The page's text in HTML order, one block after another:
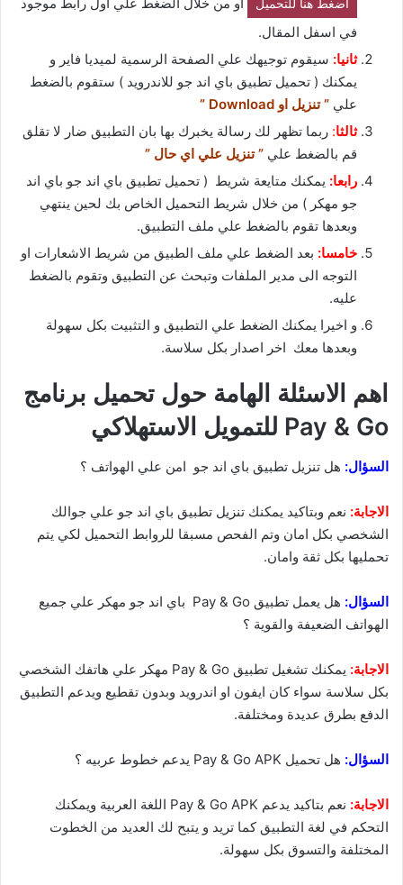
في اسفل المقال.
ثانيا: سيقوم توجيهك علي الصفحة الرسمية لميديا فاير و
يمكنك ( تحميل تطبيق باي اند جو للاندرويد ) ستقوم بالضغط
علي ” تنزيل او Download ”
ثالثا: ربما تظهر لك رسالة يخبرك بها بان التطبيق ضار لا تقلق
قم بالضغط علي ” تنزيل علي اي حال ”
رابعا: يمكنك متايعة شريط ( تحميل تطبيق باي اند جو باي اند
جو مهكر ) من خلال شريط التحميل الخاص بك لحين ينتهي
وبعدها تقوم بالضغط علي ملف التطبيق.
خامسا: بعد الضغط علي ملف الطبيق من شريط الاشعارات او
التوجه الى مدير الملفات وتبحث عن التطبيق وتقوم بالضغط
عليه.
و اخيرا يمكنك الضغط علي التطبيق و التثبيت بكل سهولة
وبعدها معك اخر اصدار بكل سلاسة.
اهم الاسئلة الهامة حول تحميل برنامج
Pay & Go للتمويل الاستهلاكي
السؤال: هل تنزيل تطبيق باي اند جو امن علي الهواتف ؟
الاجابة: نعم وبتاكيد يمكنك تنزيل تطبيق باي اند جو علي جوالك
الشخصي بكل امان وتم الفحص مسبقا للروابط التحميل لكي يتم
تحمليها بكل ثقة وامان.
السؤال:
هل يعمل تطبيق Pay & Go باي اند جو مهكر علي جميع
الهواتف الضعيفة والقوية ؟
الاجابة:
يمكنك تشغيل تطبيق Pay & Go مهكر علي هاتفك الشخصي
بكل سلاسة سواء كان ايفون او اندرويد وبدون تقطيع ويدعم التطبيق
الدفع بطرق عديدة ومختلفة.
السؤال: هل تحميل Pay & Go APK يدعم خطوط عربيه ؟
الاجابة:
نعم بتاكيد يدعم Pay & Go APK اللغة العربية ويمكنك
التحكم في لغة التطبيق كما تريد و يتبح لك العديد من الخطوت
المختلفة والتسوق بكل سهولة.